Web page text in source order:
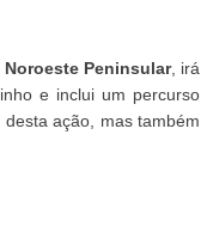
Peninsular, irá
e inclui um percurso
ação, mas também